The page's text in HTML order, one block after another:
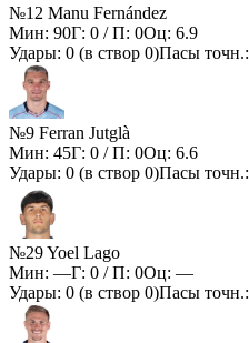
№12 Manu Fernández
Мин: 90Г: 0 / П: 0Оц: 6.9
Удары: 0 (в створ 0)Пасы точн.:
№9 Ferran Jutglà
Мин: 45Г: 0 / П: 0Оц: 6.6
Удары: 0 (в створ 0)Пасы точн.:
№29 Yoel Lago
Мин: —Г: 0 / П: 0Оц: —
Удары: 0 (в створ 0)Пасы точн.: